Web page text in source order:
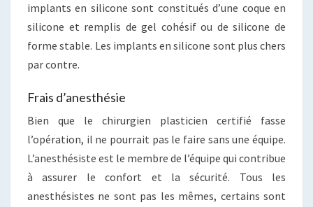
implants en silicone sont constitués d’une coque en
silicone et remplis de gel cohésif ou de silicone de
forme stable. Les implants en silicone sont plus chers
par contre.
Frais d’anesthésie
Bien que le chirurgien plasticien certifié fasse
l’opération, il ne pourrait pas le faire sans une équipe.
L’anesthésiste est le membre de l’équipe qui contribue
à assurer le confort et la sécurité. Tous les
anesthésistes ne sont pas les mêmes, certains sont